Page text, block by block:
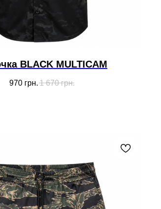
BLACK MULTICAM
970 грн. 1 670 грн.